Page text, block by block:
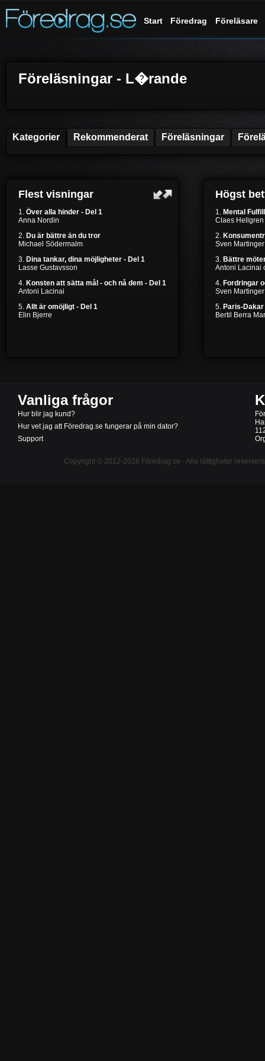
Start Föredrag Föreläsare
Föreläsningar - L�rande
Kategorier Rekommenderat Föreläsningar
Flest visningar
1. Över alla hinder - Del 1
Anna Nordin
2. Du är bättre än du tror
Michael Södermalm
3. Dina tankar, dina möjligheter - Del 1
Lasse Gustavsson
4. Konsten att sätta mål - och nå dem - Del 1
Antoni Lacinai
5. Allt är omöjligt - Del 1
Elin Bjerre
Högst
1. Mental
Claes Hellgren
2.
Sven Martinger
3. Bättre
Antoni Lacinai
4. Fordringar
Sven Martinger
5. Paris-Dakar
Bertil Berra
Vanliga frågor
Hur blir jag kund?
Hur vet jag att Föredrag.se fungerar på min dator?
Support
Copyright © 2012-2026 Föredrag.se - Alla rättigheter